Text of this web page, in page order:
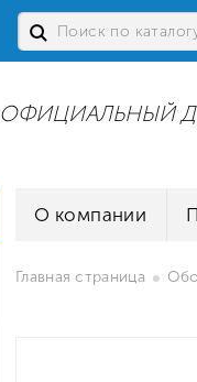
ОФИЦИАЛЬНЫЙ
О компании
Главная страница